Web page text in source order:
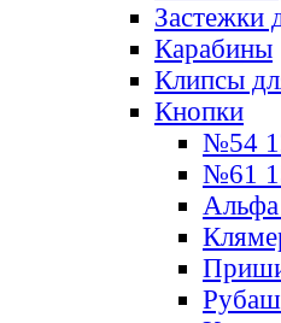
Застежки
Карабины
Клипсы
Кнопки
№54
№61